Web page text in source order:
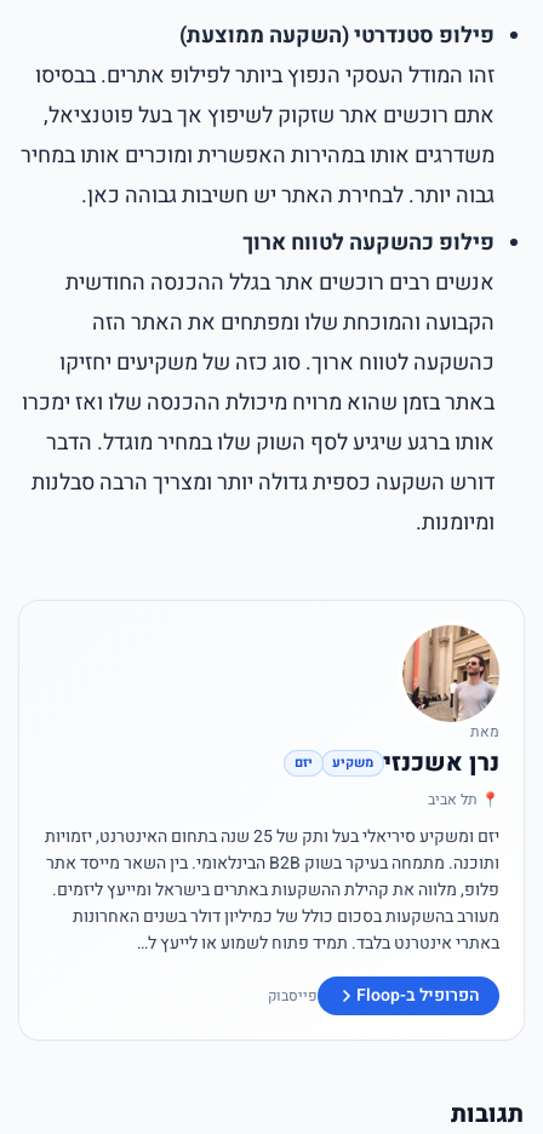
פילופ סטנדרטי (השקעה ממוצעת)
זהו המודל העסקי הנפוץ ביותר לפילופ אתרים. בבסיסו
אתם רוכשים אתר שזקוק לשיפוץ אך בעל פוטנציאל,
משדרגים אותו במהירות האפשרית ומוכרים אותו במחיר
גבוה יותר. לבחירת האתר יש חשיבות גבוהה כאן.
פילופ כהשקעה לטווח ארוך
אנשים רבים רוכשים אתר בגלל ההכנסה החודשית
הקבועה והמוכחת שלו ומפתחים את האתר הזה
כהשקעה לטווח ארוך. סוג כזה של משקיעים יחזיקו
באתר בזמן שהוא מרויח מיכולת ההכנסה שלו ואז ימכרו
אותו ברגע שיגיע לסף השוק שלו במחיר מוגדל. הדבר
דורש השקעה כספית גדולה יותר ומצריך הרבה סבלנות
ומיומנות.
מאת
נרן אשכנזי משקיע יזם
📍 תל אביב
יזם ומשקיע סיריאלי בעל ותק של 25 שנה בתחום האינטרנט, יזמויות
ותוכנה. מתמחה בעיקר בשוק B2B הבינלאומי. בין השאר מייסד אתר
פלופ, מלווה את קהילת ההשקעות באתרים בישראל ומייעץ ליזמים.
מעורב בהשקעות בסכום כולל של כמיליון דולר בשנים האחרונות
באתרי אינטרנט בלבד. תמיד פתוח לשמוע או לייעץ ל…
הפרופיל ב-Floop פייסבוק
תגובות